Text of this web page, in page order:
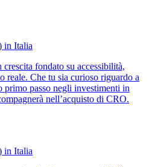
in Italia
fondato su accessibilità,
reale. Che tu sia curioso riguardo a
passo negli investimenti in
nell’acquisto di CRO.
in Italia